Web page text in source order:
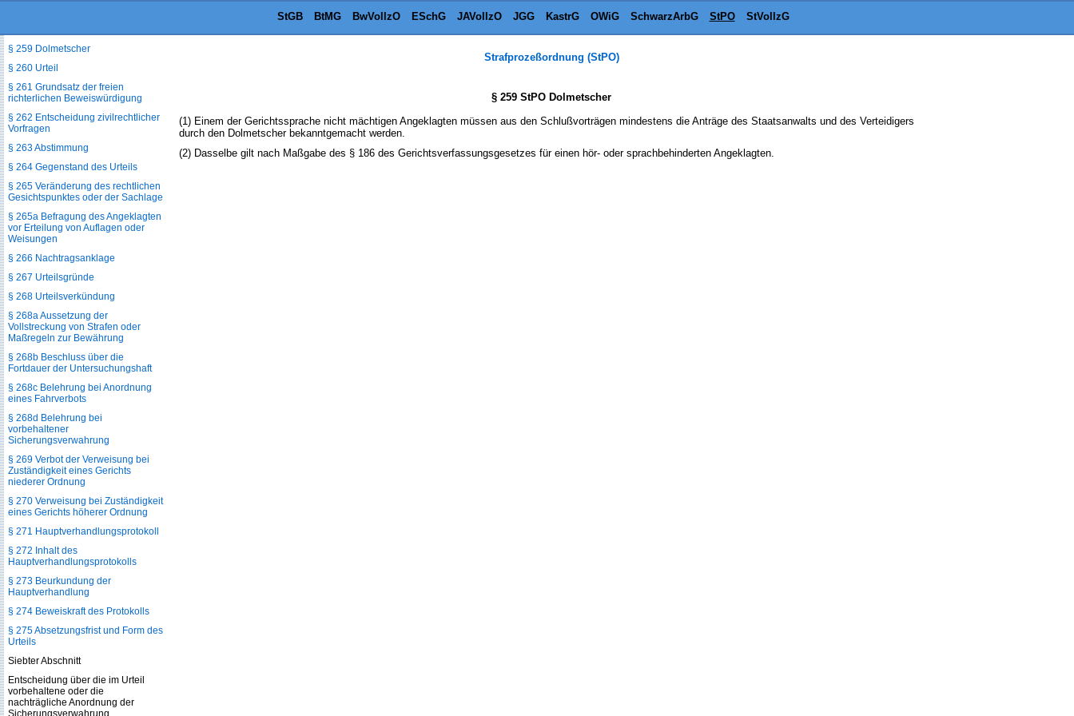
StGB BtMG BwVollzO ESchG JAVollzO JGG KastrG OWiG SchwarzArbG StPO StVollzG
Strafprozeßordnung (StPO)
§ 259 StPO Dolmetscher
(1) Einem der Gerichtssprache nicht mächtigen Angeklagten müssen aus den Schlußvorträgen mindestens die Anträge des Staatsanwalts und des Verteidigers
durch den Dolmetscher bekanntgemacht werden.
(2) Dasselbe gilt nach Maßgabe des § 186 des Gerichtsverfassungsgesetzes für einen hör- oder sprachbehinderten Angeklagten.
§ 259 Dolmetscher
§ 260 Urteil
§ 261 Grundsatz der freien
richterlichen Beweiswürdigung
§ 262 Entscheidung zivilrechtlicher
Vorfragen
§ 263 Abstimmung
§ 264 Gegenstand des Urteils
§ 265 Veränderung des rechtlichen
Gesichtspunktes oder der Sachlage
§ 265a Befragung des Angeklagten
vor Erteilung von Auflagen oder
Weisungen
§ 266 Nachtragsanklage
§ 267 Urteilsgründe
§ 268 Urteilsverkündung
§ 268a Aussetzung der
Vollstreckung von Strafen oder
Maßregeln zur Bewährung
§ 268b Beschluss über die
Fortdauer der Untersuchungshaft
§ 268c Belehrung bei Anordnung
eines Fahrverbots
§ 268d Belehrung bei
vorbehaltener
Sicherungsverwahrung
§ 269 Verbot der Verweisung bei
Zuständigkeit eines Gerichts
niederer Ordnung
§ 270 Verweisung bei Zuständigkeit
eines Gerichts höherer Ordnung
§ 271 Hauptverhandlungsprotokoll
§ 272 Inhalt des
Hauptverhandlungsprotokolls
§ 273 Beurkundung der
Hauptverhandlung
§ 274 Beweiskraft des Protokolls
§ 275 Absetzungsfrist und Form des
Urteils
Siebter Abschnitt
Entscheidung über die im Urteil
vorbehaltene oder die
nachträgliche Anordnung der
Sicherungsverwahrung